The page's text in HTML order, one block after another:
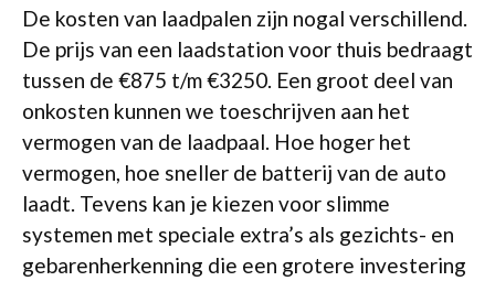
De kosten van laadpalen zijn nogal verschillend.
De prijs van een laadstation voor thuis bedraagt
tussen de €875 t/m €3250. Een groot deel van
onkosten kunnen we toeschrijven aan het
vermogen van de laadpaal. Hoe hoger het
vermogen, hoe sneller de batterij van de auto
laadt. Tevens kan je kiezen voor slimme
systemen met speciale extra’s als gezichts- en
gebarenherkenning die een grotere investering